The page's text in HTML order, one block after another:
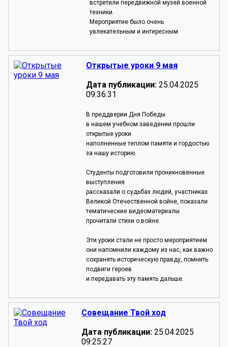
встретили передвижной музей военной
техники.
Мероприятие было очень
увлекательным и интересным
Открытые уроки 9 мая
Дата публикации: 25.04.2025
09:36:31
В преддверии Дня Победы
в нашем учебном заведении прошли
открытые уроки
наполненные теплом памяти и гордостью
за нашу историю.
Студенты подготовили проникновенные
выступления
рассказали о судьбах людей, участниках
Великой Отечественной войне, показали
тематические видеоматериалы
прочитали стихи о войне.
Эти уроки стали не просто мероприятием
они напомнили каждому из нас, как важно
сохранять историческую правду, помнить
подвиги героев
и передавать эту память дальше.
Совещание Твой ход
Дата публикации: 25.04.2025
09:25:27